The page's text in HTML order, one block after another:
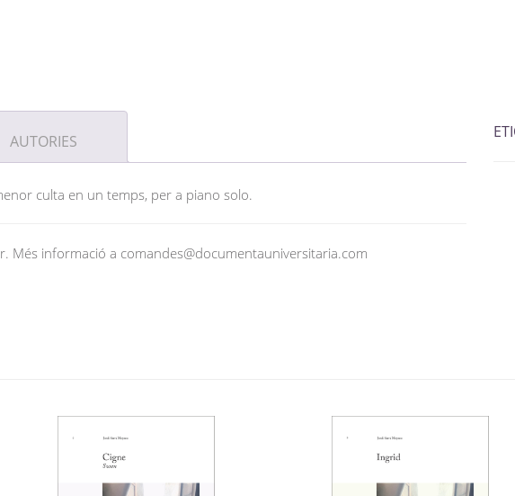
AUTORIES
culta en un temps, per a piano solo.
Més informació a comandes@documentauniversitaria.com